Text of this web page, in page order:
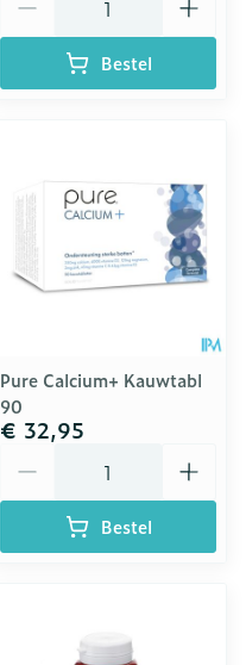
Bestel
Pure Calcium+ Kauwtabl
90
€ 32,95
Bestel